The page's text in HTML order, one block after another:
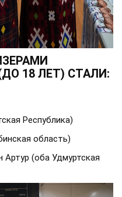
18 ЛЕТ) СТАЛИ:
Республика)
область)
(оба Удмуртская